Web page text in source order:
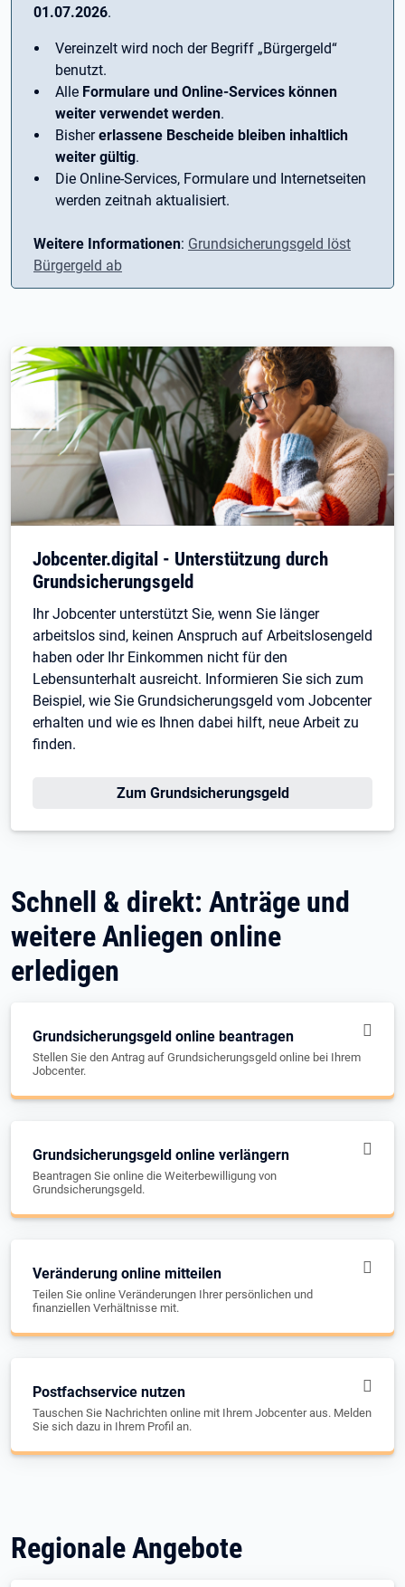
01.07.2026.
Vereinzelt wird noch der Begriff ­„Bürgergeld“
benutzt.
Alle Formulare und Online-Services können
weiter verwendet werden.
Bishererlassene Bescheide bleiben inhaltlich
weiter gültig.
Die Online-Services, Formulare und Internetseiten
werden zeitnah aktualisiert.
Weitere Informationen: Grundsicherungsgeld löst
Bürgergeld ab
Jobcenter.digital - Unterstützung durch
Grundsicherungsgeld
Ihr Jobcenter unterstützt Sie, wenn Sie länger
arbeitslos sind, keinen Anspruch auf Arbeitslosengeld
haben oder Ihr Einkommen nicht für den
Lebensunterhalt ausreicht. Informieren Sie sich zum
Beispiel, wie Sie Grundsicherungsgeld vom Jobcenter
erhalten und wie es Ihnen dabei hilft, neue Arbeit zu
finden.
Zum Grundsicherungsgeld
Schnell & direkt: Anträge und
weitere Anliegen online
erledigen
Grundsicherungsgeld online beantragen
Stellen Sie den Antrag auf Grundsicherungsgeld online bei Ihrem
Jobcenter.
Grundsicherungsgeld online verlängern
Beantragen Sie online die Weiterbewilligung von
Grundsicherungsgeld.
Veränderung online mitteilen
Teilen Sie online Veränderungen Ihrer persönlichen und
finanziellen Verhältnisse mit.
Postfachservice nutzen
Tauschen Sie Nachrichten online mit Ihrem Jobcenter aus. Melden
Sie sich dazu in Ihrem Profil an.
Regionale Angebote